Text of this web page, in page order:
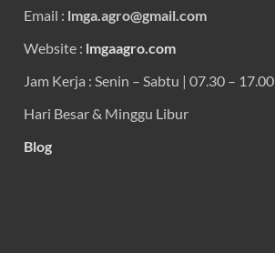
Email : lmga.agro@gmail.com
Website : lmgaagro.com
Jam Kerja : Senin – Sabtu | 07.30 – 17.00
Hari Besar & Minggu Libur
Blog